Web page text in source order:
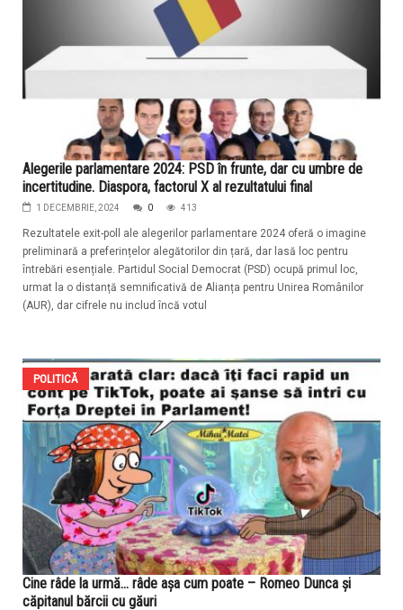
Alegerile parlamentare 2024: PSD în frunte, dar cu umbre de
incertitudine. Diaspora, factorul X al rezultatului final
1 DECEMBRIE, 2024 0 413
Rezultatele exit-poll ale alegerilor parlamentare 2024 oferă o imagine
preliminară a preferințelor alegătorilor din țară, dar lasă loc pentru
întrebări esențiale. Partidul Social Democrat (PSD) ocupă primul loc,
urmat la o distanță semnificativă de Alianța pentru Unirea Românilor
(AUR), dar cifrele nu includ încă votul
POLITICĂ
Cine râde la urmă… râde așa cum poate – Romeo Dunca și
căpitanul bărcii cu găuri